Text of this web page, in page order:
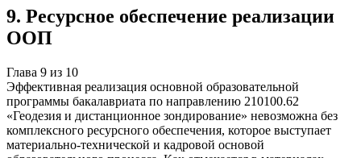
9. Ресурсное обеспечение реализации
ООП
Глава 9 из 10
Эффективная реализация основной образовательной
программы бакалавриата по направлению 210100.62
«Геодезия и дистанционное зондирование» невозможна без
комплексного ресурсного обеспечения, которое выступает
материально-технической и кадровой основой